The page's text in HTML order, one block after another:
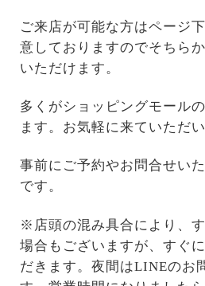
ご来店が可能な方はページ
意しておりますのでそちら
いただけます。
多くがショッピングモール
ます。お気軽に来ていただ
事前にご予約やお問合せい
です。
※店頭の混み具合により、
場合もございますが、すぐ
だきます。夜間はLINEのお